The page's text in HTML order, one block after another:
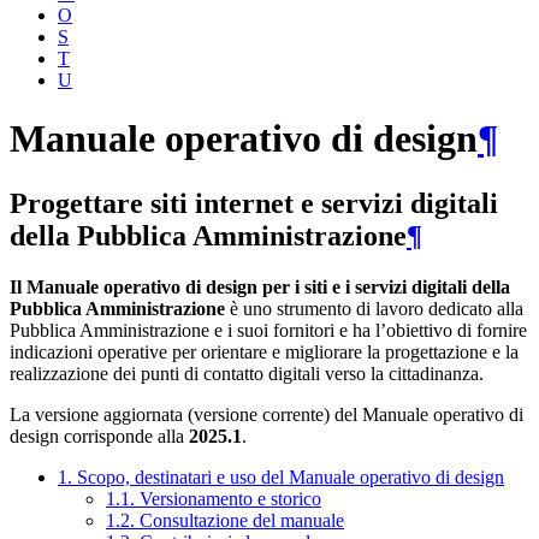
O
S
T
U
Manuale operativo di design¶
Progettare siti internet e servizi digitali
della Pubblica Amministrazione¶
Il Manuale operativo di design per i siti e i servizi digitali della
Pubblica Amministrazione è uno strumento di lavoro dedicato alla
Pubblica Amministrazione e i suoi fornitori e ha l’obiettivo di fornire
indicazioni operative per orientare e migliorare la progettazione e la
realizzazione dei punti di contatto digitali verso la cittadinanza.
La versione aggiornata (versione corrente) del Manuale operativo di
design corrisponde alla 2025.1.
1. Scopo, destinatari e uso del Manuale operativo di design
1.1. Versionamento e storico
1.2. Consultazione del manuale